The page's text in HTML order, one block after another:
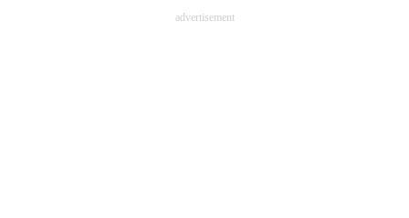
advertisement